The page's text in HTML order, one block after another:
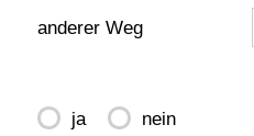
anderer Weg
ja nein